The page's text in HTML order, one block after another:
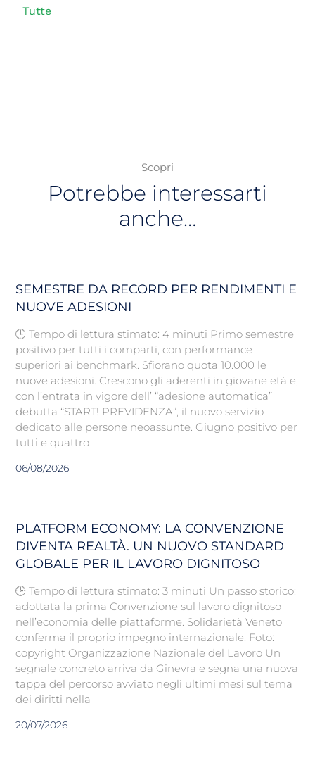
Tutte
Scopri
Potrebbe interessarti
anche…
SEMESTRE DA RECORD PER RENDIMENTI E
NUOVE ADESIONI
🕒 Tempo di lettura stimato: 4 minuti Primo semestre
positivo per tutti i comparti, con performance
superiori ai benchmark. Sfiorano quota 10.000 le
nuove adesioni. Crescono gli aderenti in giovane età e,
con l’entrata in vigore dell’ “adesione automatica”
debutta “START! PREVIDENZA”, il nuovo servizio
dedicato alle persone neoassunte. Giugno positivo per
tutti e quattro
06/08/2026
PLATFORM ECONOMY: LA CONVENZIONE
DIVENTA REALTÀ. UN NUOVO STANDARD
GLOBALE PER IL LAVORO DIGNITOSO
🕒 Tempo di lettura stimato: 3 minuti Un passo storico:
adottata la prima Convenzione sul lavoro dignitoso
nell’economia delle piattaforme. Solidarietà Veneto
conferma il proprio impegno internazionale. Foto:
copyright Organizzazione Nazionale del Lavoro Un
segnale concreto arriva da Ginevra e segna una nuova
tappa del percorso avviato negli ultimi mesi sul tema
dei diritti nella
20/07/2026